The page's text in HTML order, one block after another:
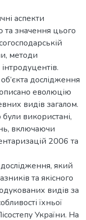
аспекти
та значення цього
методи
інтродуцентів.
дослідження
еволюцію
видів загалом.
використані,
включаючи
2006 та
дослідження, який
та якісного
видів за
їхньої
України. На